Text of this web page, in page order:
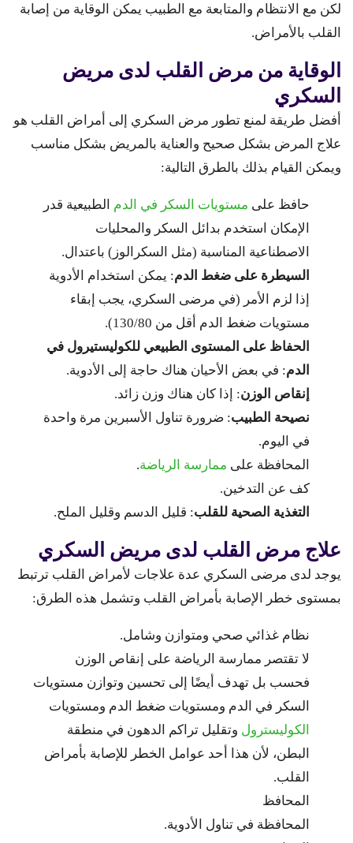
لكن مع الانتظام والمتابعة مع الطبيب يمكن الوقاية من إصابة
القلب بالأمراض.
الوقاية من مرض القلب لدى مريض
السكري
أفضل طريقة لمنع تطور مرض السكري إلى أمراض القلب هو
علاج المرض بشكل صحيح والعناية بالمريض بشكل مناسب
ويمكن القيام بذلك بالطرق التالية:
حافظ على مستويات السكر في الدم الطبيعية قدر
الإمكان استخدم بدائل السكر والمحليات
الاصطناعية المناسبة (مثل السكرالوز) باعتدال.
السيطرة على ضغط الدم: يمكن استخدام الأدوية
إذا لزم الأمر (في مرضى السكري، يجب إبقاء
مستويات ضغط الدم أقل من 130/80).
الحفاظ على المستوى الطبيعي للكوليستيرول في
الدم: في بعض الأحيان هناك حاجة إلى الأدوية.
إنقاص الوزن: إذا كان هناك وزن زائد.
نصيحة الطبيب: ضرورة تناول الأسبرين مرة واحدة
في اليوم.
المحافظة على ممارسة الرياضة.
كف عن التدخين.
التغذية الصحية للقلب: قليل الدسم وقليل الملح.
علاج مرض القلب لدى مريض السكري
يوجد لدى مرضى السكري عدة علاجات لأمراض القلب ترتبط
بمستوى خطر الإصابة بأمراض القلب وتشمل هذه الطرق:
نظام غذائي صحي ومتوازن وشامل.
لا تقتصر ممارسة الرياضة على إنقاص الوزن
فحسب بل تهدف أيضًا إلى تحسين وتوازن مستويات
السكر في الدم ومستويات ضغط الدم ومستويات
الكوليسترول وتقليل تراكم الدهون في منطقة
البطن، لأن هذا أحد عوامل الخطر للإصابة بأمراض
القلب.
المحافظ
المحافظة في تناول الأدوية.